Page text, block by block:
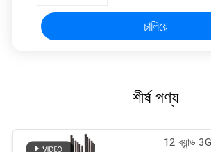
চালিয়ে
শীর্ষ পণ্য
12 ব্যান্ড